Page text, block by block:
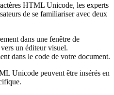
HTML Unicode, les experts
de se familiariser avec deux
dans une fenêtre de
un éditeur visuel.
dans le code de votre document.
Unicode peuvent être insérés en